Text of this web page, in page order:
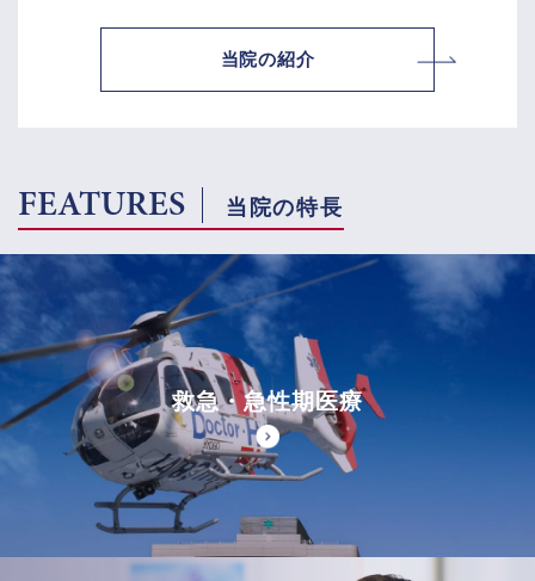
当院の紹介
FEATURES 当院の特長
救急・急性期医療